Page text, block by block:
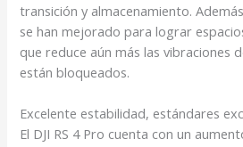
transición y almacenamiento.
se han mejorado para lograr
que reduce aún más las vibraciones
están bloqueados.
Excelente estabilidad, estándares
El DJI RS 4 Pro cuenta con un